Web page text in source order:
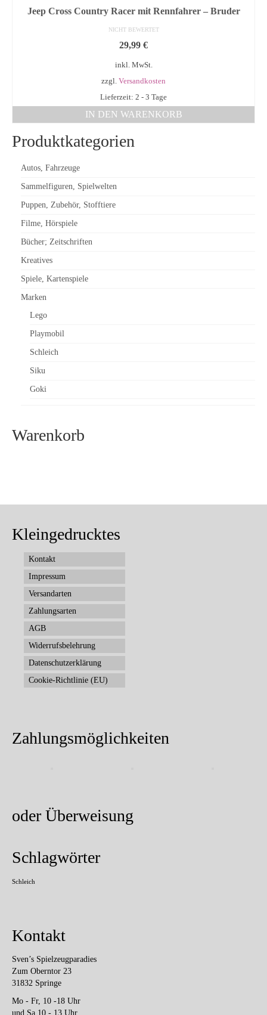
Jeep Cross Country Racer mit Rennfahrer – Bruder
NICHT BEWERTET
29,99 €
inkl. MwSt.
zzgl. Versandkosten
Lieferzeit: 2 - 3 Tage
IN DEN WARENKORB
Produktkategorien
Autos, Fahrzeuge
Sammelfiguren, Spielwelten
Puppen, Zubehör, Stofftiere
Filme, Hörspiele
Bücher; Zeitschriften
Kreatives
Spiele, Kartenspiele
Marken
Lego
Playmobil
Schleich
Siku
Goki
Warenkorb
Kleingedrucktes
Kontakt
Impressum
Versandarten
Zahlungsarten
AGB
Widerrufsbelehrung
Datenschutzerklärung
Cookie-Richtlinie (EU)
Zahlungsmöglichkeiten
oder Überweisung
Schlagwörter
Schleich
Kontakt
Sven’s Spielzeugparadies
Zum Oberntor 23
31832 Springe
Mo - Fr, 10 -18 Uhr
und Sa 10 - 13 Uhr